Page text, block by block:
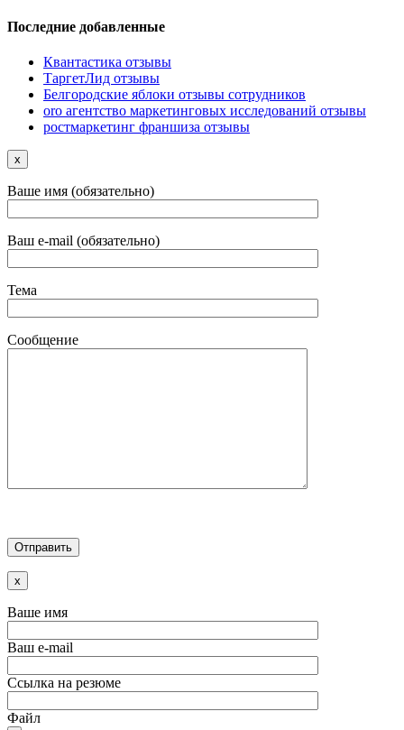
Последние добавленные
Квантастика отзывы
ТаргетЛид отзывы
Белгородские яблоки отзывы сотрудников
oro агентство маркетинговых исследований отзывы
ростмаркетинг франшиза отзывы
x
Ваше имя (обязательно)
Ваш e-mail (обязательно)
Тема
Сообщение
x
Ваше имя
Ваш e-mail
Ссылка на резюме
Файл